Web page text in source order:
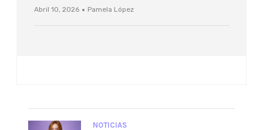
Abril 10, 2026 · Pamela López
NOTICIAS